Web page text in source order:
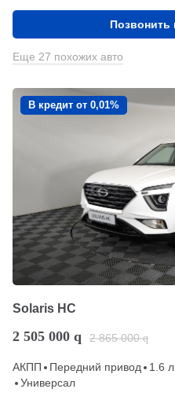
Позвонить
Еще 27 похожих авто
В кредит от 0,01%
Solaris HC
2 505 000 q 2 865 000 q
АКПП Передний привод 1.6 л.
Универсал